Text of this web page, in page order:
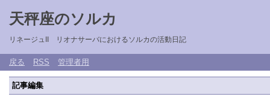
天秤座のソルカ
リネージュII リオナサーバにおけるソルカの活動日記
戻る RSS 管理者用
記事編集